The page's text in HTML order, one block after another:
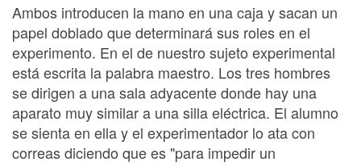
Ambos introducen la mano en una caja y sacan un
papel doblado que determinará sus roles en el
experimento. En el de nuestro sujeto experimental
está escrita la palabra maestro. Los tres hombres
se dirigen a una sala adyacente donde hay una
aparato muy similar a una silla eléctrica. El alumno
se sienta en ella y el experimentador lo ata con
correas diciendo que es "para impedir un